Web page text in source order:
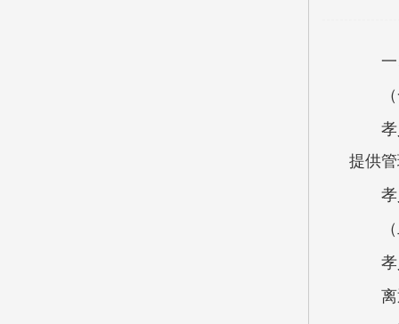
提供